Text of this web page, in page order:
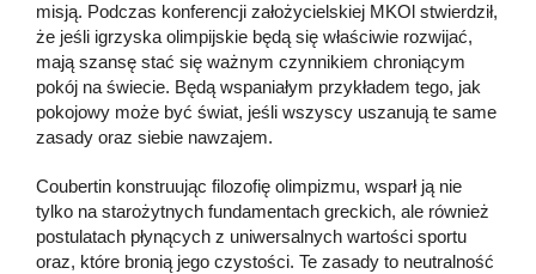
misją. Podczas konferencji założycielskiej MKOl stwierdził,
że jeśli igrzyska olimpijskie będą się właściwie rozwijać,
mają szansę stać się ważnym czynnikiem chroniącym
pokój na świecie. Będą wspaniałym przykładem tego, jak
pokojowy może być świat, jeśli wszyscy uszanują te same
zasady oraz siebie nawzajem.
Coubertin konstruując filozofię olimpizmu, wsparł ją nie
tylko na starożytnych fundamentach greckich, ale również
postulatach płynących z uniwersalnych wartości sportu
oraz, które bronią jego czystości. Te zasady to neutralność